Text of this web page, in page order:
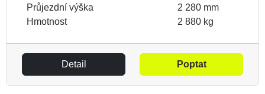
Průjezdní výška
2 280 mm
Hmotnost
2 880 kg
Detail Poptat